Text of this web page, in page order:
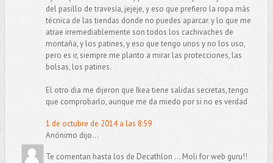
del pasillo de travesía, jejeje, y eso que prefiero la ropa más
técnica de las tiendas donde no puedes aparcar. y lo que me
atrae irremediablemente son todos los cachivaches de
montaña, y los patines, y eso que tengo unos y no los uso,
pero es ir, siempre me planto a mirar las protecciones, las
bolsas, los patines.
El otro dia me dijeron que Ikea tiene salidas secretas, tengo
que comprobarlo, aunque me da miedo por si no es verdad
1 de octubre de 2014 a las 8:59
Anónimo dijo...
Te comentan hasta los de Decathlon ... Moli for web guru!!